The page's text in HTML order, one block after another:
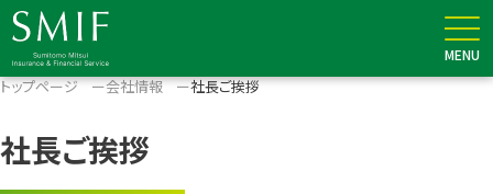
MENU
トップページ 会社情報 社長ご挨拶
社長ご挨拶